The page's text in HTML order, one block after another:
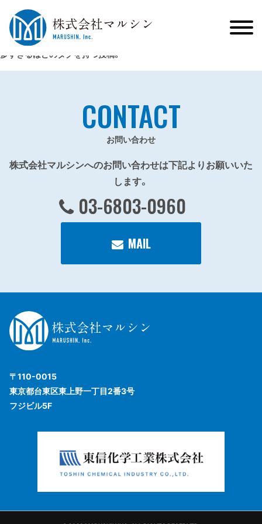
多すぎるほどのタグを持つ投稿。
CONTACT
お問い合わせ
株式会社マルシンへのお問い合わせは下記よりお願いいた
します。
03-6803-0960
MAIL
〒110-0015
東京都台東区東上野一丁目2番3号
フジビル5F